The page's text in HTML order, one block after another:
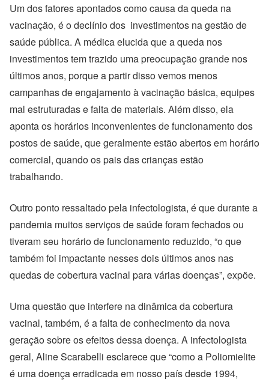
Um dos fatores apontados como causa da queda na
vacinação, é o declínio dos investimentos na gestão de
saúde pública. A médica elucida que a queda nos
investimentos tem trazido uma preocupação grande nos
últimos anos, porque a partir disso vemos menos
campanhas de engajamento à vacinação básica, equipes
mal estruturadas e falta de materiais. Além disso, ela
aponta os horários inconvenientes de funcionamento dos
postos de saúde, que geralmente estão abertos em horário
comercial, quando os pais das crianças estão
trabalhando.
Outro ponto ressaltado pela infectologista, é que durante a
pandemia muitos serviços de saúde foram fechados ou
tiveram seu horário de funcionamento reduzido, “o que
também foi impactante nesses dois últimos anos nas
quedas de cobertura vacinal para várias doenças”, expõe.
Uma questão que interfere na dinâmica da cobertura
vacinal, também, é a falta de conhecimento da nova
geração sobre os efeitos dessa doença. A infectologista
geral, Aline Scarabelli esclarece que “como a Poliomielite
é uma doença erradicada em nosso país desde 1994,